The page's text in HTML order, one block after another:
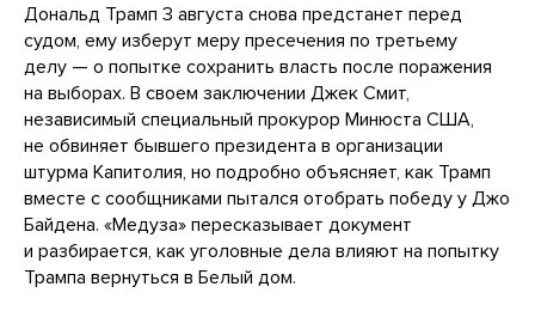
Дональд Трамп 3 августа снова предстанет перед
судом, ему изберут меру пресечения по третьему
делу — о попытке сохранить власть после поражения
на выборах. В своем заключении Джек Смит,
независимый специальный прокурор Минюста США,
не обвиняет бывшего президента в организации
штурма Капитолия, но подробно объясняет, как Трамп
вместе с сообщниками пытался отобрать победу у Джо
Байдена. «Медуза» пересказывает документ
и разбирается, как уголовные дела влияют на попытку
Трампа вернуться в Белый дом.